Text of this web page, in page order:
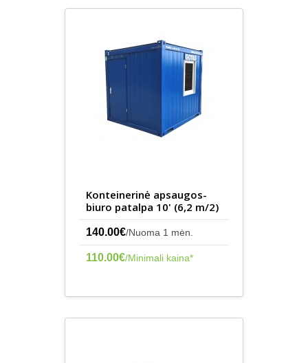
Konteinerinė apsaugos-
biuro patalpa 10' (6,2 m/2)
140.00€/Nuoma 1 mėn.
110.00€/Minimali kaina*